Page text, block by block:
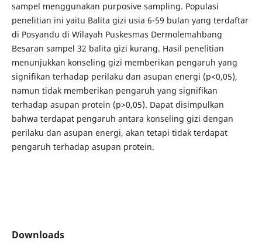
sampel menggunakan purposive sampling. Populasi
penelitian ini yaitu Balita gizi usia 6-59 bulan yang terdaftar
di Posyandu di Wilayah Puskesmas Dermolemahbang
Besaran sampel 32 balita gizi kurang. Hasil penelitian
menunjukkan konseling gizi memberikan pengaruh yang
signifikan terhadap perilaku dan asupan energi (p<0,05),
namun tidak memberikan pengaruh yang signifikan
terhadap asupan protein (p>0,05). Dapat disimpulkan
bahwa terdapat pengaruh antara konseling gizi dengan
perilaku dan asupan energi, akan tetapi tidak terdapat
pengaruh terhadap asupan protein.
Downloads